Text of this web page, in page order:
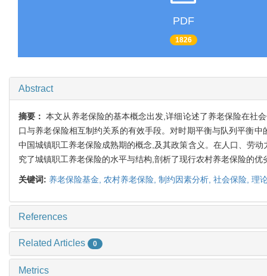
PDF
1826
Abstract
摘要：本文从养老保险的基本概念出发,详细论述了养老保险在社
口与养老保险相互制约关系的有效手段。对时期平衡与队列平衡
中国城镇职工养老保险成熟期的概念,及其政策含义。在人口、劳
究了城镇职工养老保险的水平与结构,剖析了现行农村养老保险的
关键词: 养老保险基金, 农村养老保险, 制约因素分析, 社会保险, 理
References
Related Articles 0
Metrics